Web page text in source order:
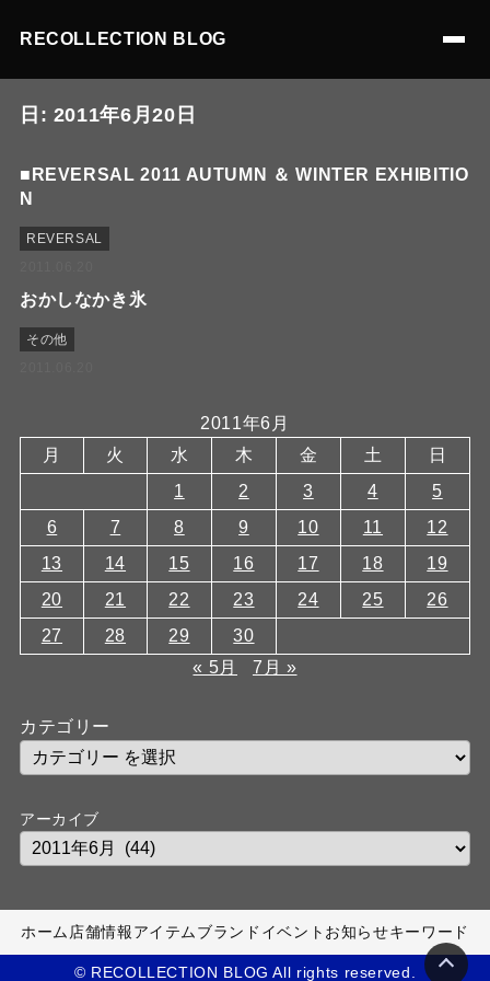
RECOLLECTION BLOG
日: 2011年6月20日
■REVERSAL 2011 AUTUMN ＆ WINTER EXHIBITIO
N
REVERSAL
おかしなかき氷
その他
2011年6月
月
火 水 木 金 土
日
1
2 3 4
5
6
7 8 9 10 11
12
13
14 15 16 17 18
19
20
21 22 23 24 25
26
27
28 29
30
« 5月
7月 »
カテゴリー
アーカイブ
ホーム 店舗情報アイテムブランド イベント お知らせキーワード
© RECOLLECTION BLOG All rights reserved.